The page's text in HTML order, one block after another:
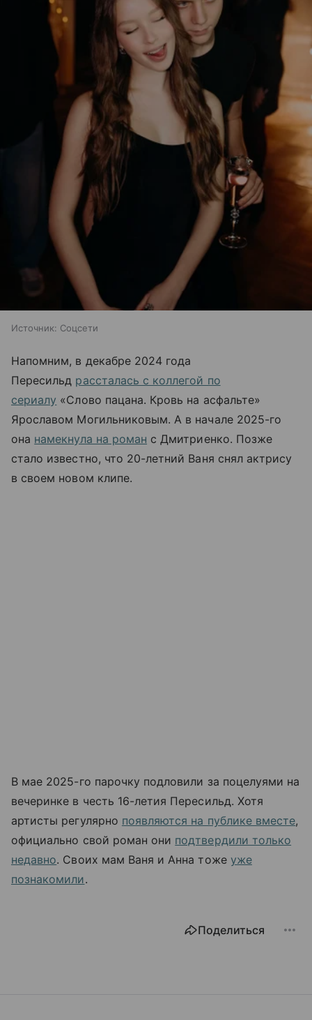
Источник: Соцсети
Напомним, в декабре 2024 года
Пересильд рассталась с коллегой по
сериалу «Слово пацана. Кровь на асфальте»
Ярославом Могильниковым. А в начале 2025-го
она намекнула на роман с Дмитриенко. Позже
стало известно, что 20-летний Ваня снял актрису
в своем новом клипе.
В мае 2025-го парочку подловили за поцелуями на
вечеринке в честь 16-летия Пересильд. Хотя
артисты регулярно появляются на публике вместе,
официально свой роман они подтвердили только
недавно. Своих мам Ваня и Анна тоже уже
познакомили.
Поделиться